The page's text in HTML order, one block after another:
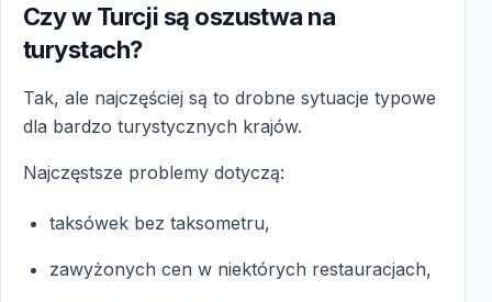
Czy w Turcji są oszustwa na
turystach?
Tak, ale najczęściej są to drobne sytuacje typowe
dla bardzo turystycznych krajów.
Najczęstsze problemy dotyczą:
taksówek bez taksometru,
zawyżonych cen w niektórych restauracjach,